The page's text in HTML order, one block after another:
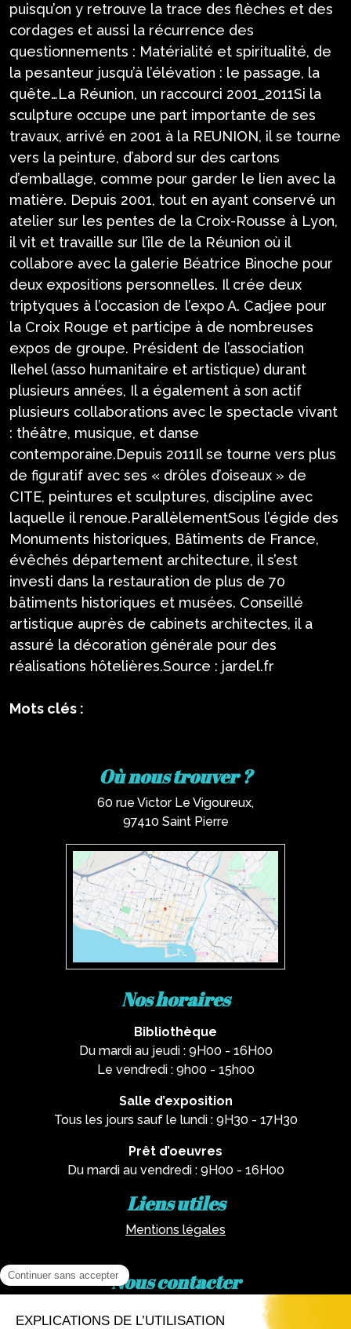
puisqu’on y retrouve la trace des flèches et des
cordages et aussi la récurrence des
questionnements : Matérialité et spiritualité, de
la pesanteur jusqu’à l’élévation : le passage, la
quête…La Réunion, un raccourci 2001_2011Si la
sculpture occupe une part importante de ses
travaux, arrivé en 2001 à la REUNION, il se tourne
vers la peinture, d’abord sur des cartons
d’emballage, comme pour garder le lien avec la
matière. Depuis 2001, tout en ayant conservé un
atelier sur les pentes de la Croix-Rousse à Lyon,
il vit et travaille sur l’île de la Réunion où il
collabore avec la galerie Béatrice Binoche pour
deux expositions personnelles. Il crée deux
triptyques à l’occasion de l’expo A. Cadjee pour
la Croix Rouge et participe à de nombreuses
expos de groupe. Président de l’association
Ilehel (asso humanitaire et artistique) durant
plusieurs années, Il a également à son actif
plusieurs collaborations avec le spectacle vivant
: théâtre, musique, et danse
contemporaine.Depuis 2011Il se tourne vers plus
de figuratif avec ses « drôles d’oiseaux » de
CITE, peintures et sculptures, discipline avec
laquelle il renoue.ParallèlementSous l’égide des
Monuments historiques, Bâtiments de France,
évêchés département architecture, il s’est
investi dans la restauration de plus de 70
bâtiments historiques et musées. Conseillé
artistique auprès de cabinets architectes, il a
assuré la décoration générale pour des
réalisations hôtelières.Source : jardel.fr
Mots clés :
Où nous trouver ?
60 rue Victor Le Vigoureux,
97410 Saint Pierre
Nos horaires
Bibliothèque
Du mardi au jeudi : 9H00 - 16H00
Le vendredi : 9h00 - 15h00
Salle d’exposition
Tous les jours sauf le lundi : 9H30 - 17H30
Prêt d’oeuvres
Du mardi au vendredi : 9H00 - 16H00
Liens utiles
Mentions légales
Nous contacter
02 62 81 77 60